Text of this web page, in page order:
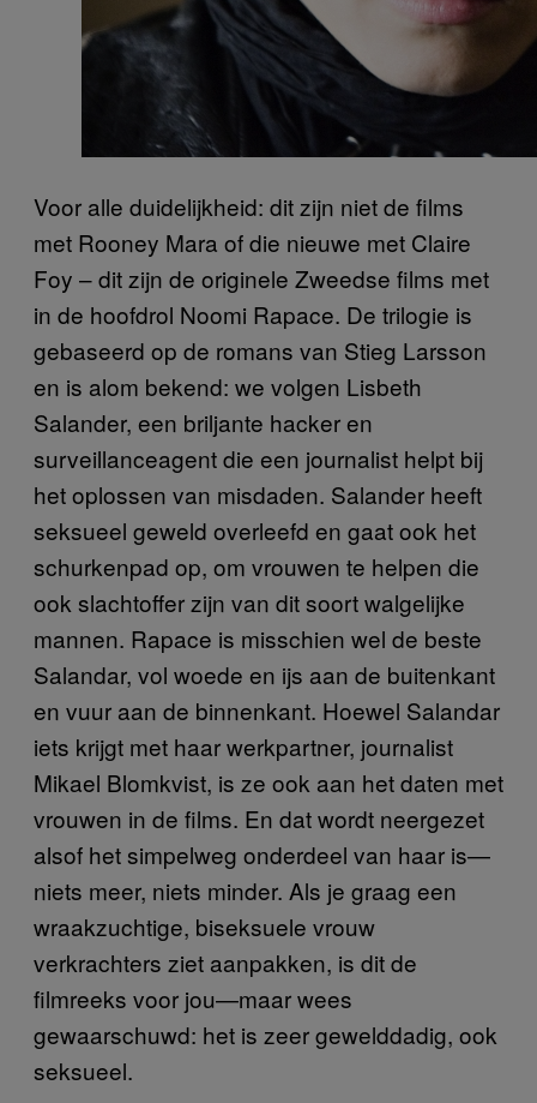
Voor alle duidelijkheid: dit zijn niet de films
met Rooney Mara of die nieuwe met Claire
Foy – dit zijn de originele Zweedse films met
in de hoofdrol Noomi Rapace. De trilogie is
gebaseerd op de romans van Stieg Larsson
en is alom bekend: we volgen Lisbeth
Salander, een briljante hacker en
surveillanceagent die een journalist helpt bij
het oplossen van misdaden. Salander heeft
seksueel geweld overleefd en gaat ook het
schurkenpad op, om vrouwen te helpen die
ook slachtoffer zijn van dit soort walgelijke
mannen. Rapace is misschien wel de beste
Salandar, vol woede en ijs aan de buitenkant
en vuur aan de binnenkant. Hoewel Salandar
iets krijgt met haar werkpartner, journalist
Mikael Blomkvist, is ze ook aan het daten met
vrouwen in de films. En dat wordt neergezet
alsof het simpelweg onderdeel van haar is—
niets meer, niets minder. Als je graag een
wraakzuchtige, biseksuele vrouw
verkrachters ziet aanpakken, is dit de
filmreeks voor jou—maar wees
gewaarschuwd: het is zeer gewelddadig, ook
seksueel.